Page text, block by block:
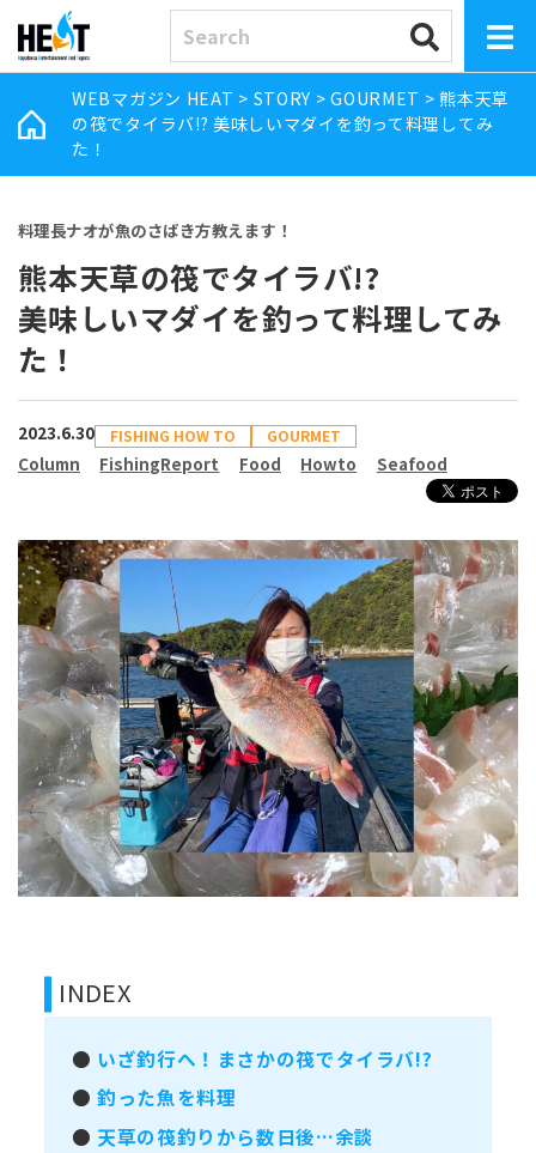
WEBマガジン HEAT > STORY >GOURMET >熊本天草
の筏でタイラバ!? 美味しいマダイを釣って料理してみ
た！
料理長ナオが魚のさばき方教えます！
熊本天草の筏でタイラバ!?
美味しいマダイを釣って料理してみ
た！
2023.6.30 FISHING HOW TO GOURMET
Column FishingReport Food Howto Seafood
INDEX
● いざ釣行へ！まさかの筏でタイラバ!?
●釣った魚を料理
● 天草の筏釣りから数日後…余談